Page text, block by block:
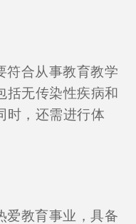
符合从事教育教学
括无传染性疾病和
时，还需进行体
爱教育事业，具备